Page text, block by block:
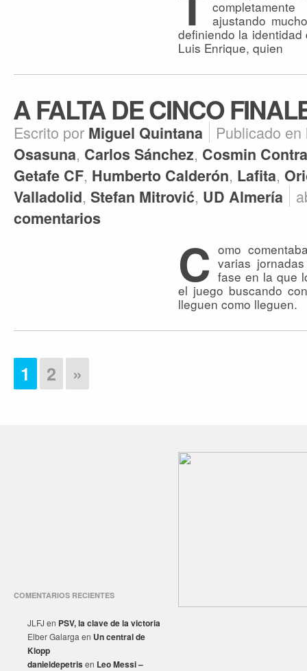
ajustando
definiendo la
Luis Enrique, quien
A FALTA DE CINCO
Escrito por Miguel Quintana Publicado en
Osasuna, Carlos Sánchez, Cosmin Contra
Getafe CF, Humberto Calderón, Lafita,
Valladolid, Stefan Mitrović, UD Almería
comentarios
C omo
varias
fase en la que
el juego buscando
lleguen como lleguen.
1 2 »
COMENTARIOS RECIENTES
JLFJ en PSV, la clave de la victoria
Elber Galarga en Un central de
Klopp
danieldepetrisen Leo Messi –